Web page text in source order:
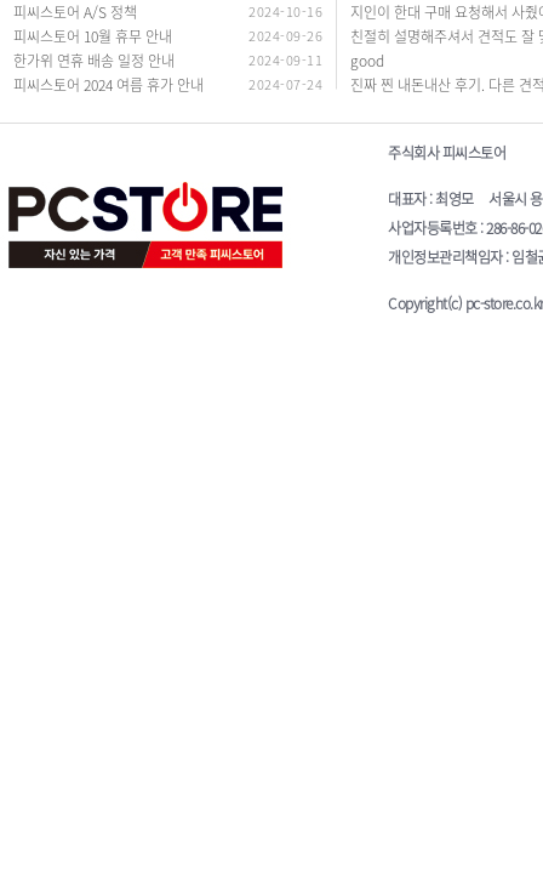
피씨스토어 A/S 정책 2024-10-16
피씨스토어 10월 휴무 안내 2024-09-26
한가위 연휴 배송 일정 안내 2024-09-11
피씨스토어 2024 여름 휴가 안내 2024-07-24
good
주식회사 피씨스토어
대표자 : 최영모 서울시 용
사업자등록번호 : 286-86-
개인정보관리책임자 : 임
Copyright(c) pc-